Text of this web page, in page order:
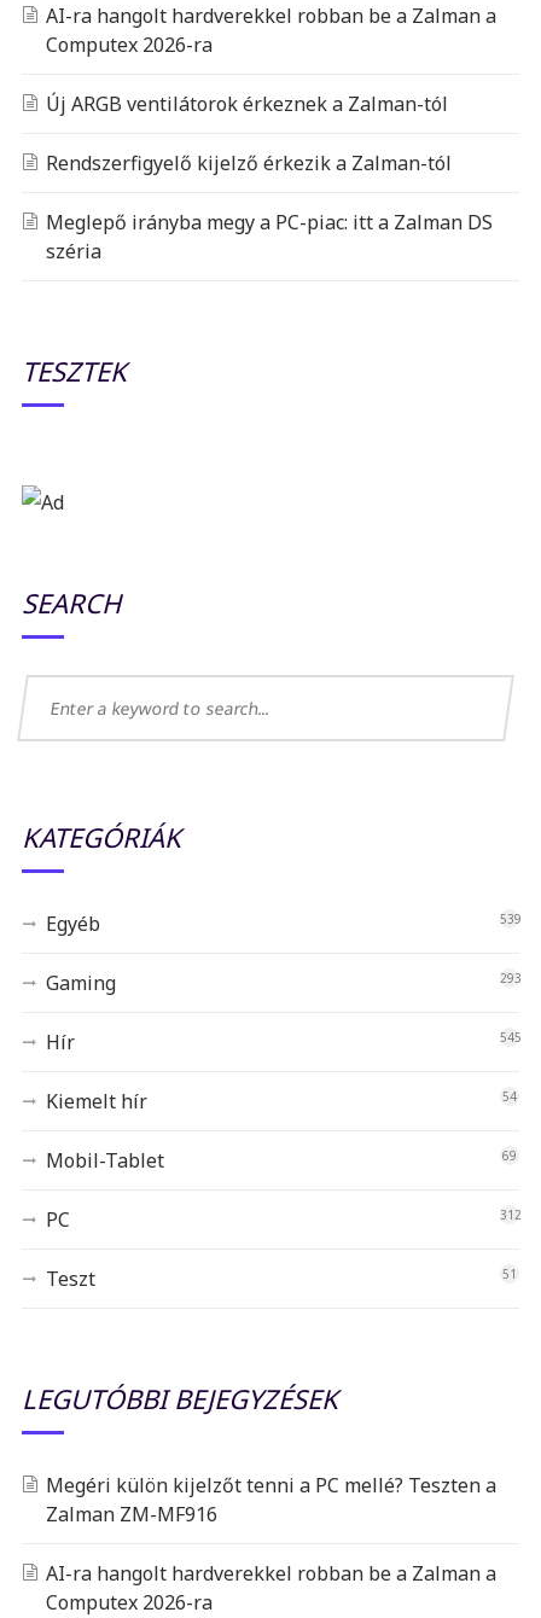
AI-ra hangolt hardverekkel robban be a Zalman a
Computex 2026-ra
Új ARGB ventilátorok érkeznek a Zalman-tól
Rendszerfigyelő kijelző érkezik a Zalman-tól
Meglepő irányba megy a PC-piac: itt a Zalman DS
széria
TESZTEK
SEARCH
KATEGÓRIÁK
Egyéb 539
Gaming 293
Hír 545
Kiemelt hír 54
Mobil-Tablet 69
PC 312
Teszt 51
LEGUTÓBBI BEJEGYZÉSEK
Megéri külön kijelzőt tenni a PC mellé? Teszten a
Zalman ZM-MF916
AI-ra hangolt hardverekkel robban be a Zalman a
Computex 2026-ra